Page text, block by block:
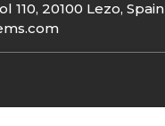
110, 20100 Lezo, Spain